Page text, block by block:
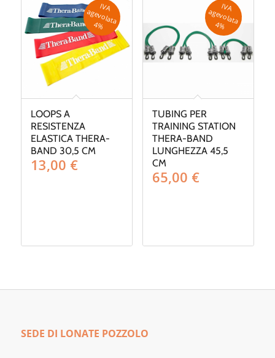
LOOPS A
RESISTENZA
ELASTICA THERA-
BAND 30,5 CM
13,00 €
IV
A
a
g
e
v
o
la
ta
4
%
TUBING PER
TRAINING STATION
THERA-BAND
LUNGHEZZA 45,5
CM
65,00 €
IV
A
a
g
e
v
o
la
ta
4
%
SEDE DI LONATE POZZOLO